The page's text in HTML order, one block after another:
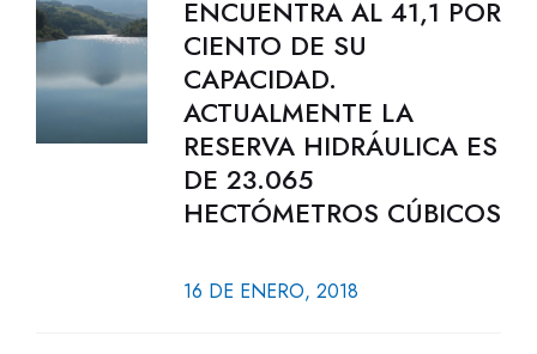
ENCUENTRA AL 41,1 POR
CIENTO DE SU
CAPACIDAD.
ACTUALMENTE LA
RESERVA HIDRÁULICA ES
DE 23.065
HECTÓMETROS CÚBICOS
16 DE ENERO, 2018